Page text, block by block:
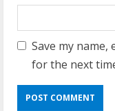
Save my
for the next